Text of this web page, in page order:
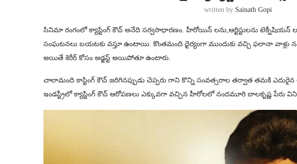
written by Sainath Gopi
సినిమా రంగంలో క్యాస్టింగ్ కౌచ్ అనేది సర్వసాధారణం. హీరోయిన్ లను,ఆర్టిస్టులను టెక్నీషియన్
సంఘటనలు బయటకు వస్తూ ఉంటాయి. కొంతమంది ధైర్యంగా ముందుకు వచ్చి ఫలానా వాళ్లు
అయితే కెరీర్ కోసం అడ్జస్ట్ అయిపోతూ ఉంటారు.
చాలామంది కాస్టింగ్ కౌచ్ జరిగినప్పుడు చెప్పరు గాని కొన్ని సంవత్సరాల తర్వాత తమకి
ఇండస్ట్రీలో క్యాస్టింగ్ కౌచ్ ఆరోపణలు ఎక్కువగా వచ్చిన హీరోలలో నందమూరి బాలకృష్ణ పేరు